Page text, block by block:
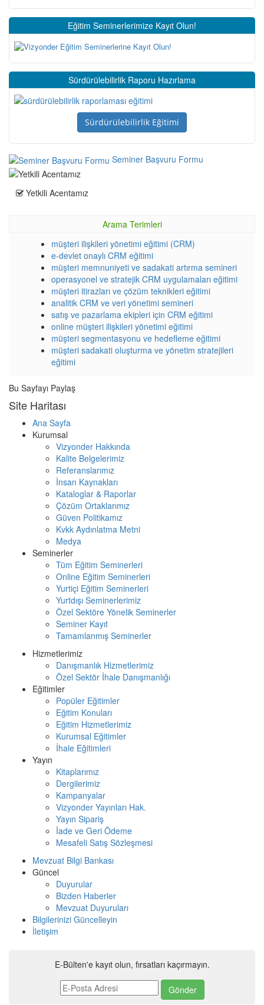
Eğitim Seminerlerimize Kayıt Olun!
Sürdürülebilirlik Raporu Hazırlama
Sürdürülebilirlik Eğitimi
Seminer Başvuru Formu
Yetkili Acentamız
Arama Terimleri
müşteri ilişkileri yönetimi eğitimi (CRM)
e-devlet onaylı CRM eğitimi
müşteri memnuniyeti ve sadakati artırma semineri
operasyonel ve stratejik CRM uygulamaları eğitimi
müşteri itirazları ve çözüm teknikleri eğitimi
analitik CRM ve veri yönetimi semineri
satış ve pazarlama ekipleri için CRM eğitimi
online müşteri ilişkileri yönetimi eğitimi
müşteri segmentasyonu ve hedefleme eğitimi
müşteri sadakati oluşturma ve yönetim stratejileri
eğitimi
Bu Sayfayı Paylaş
Site Haritası
Ana Sayfa
Kurumsal
Vizyonder Hakkında
Kalite Belgelerimiz
Referanslarımız
İnsan Kaynakları
Kataloglar & Raporlar
Çözüm Ortaklarımız
Güven Politikamız
Kvkk Aydınlatma Metni
Medya
Seminerler
Tüm Eğitim Seminerleri
Online Eğitim Seminerleri
Yurtiçi Eğitim Seminerleri
Yurtdışı Seminerlerimiz
Özel Sektöre Yönelik Seminerler
Seminer Kayıt
Tamamlanmış Seminerler
Hizmetlerimiz
Danışmanlık Hizmetlerimiz
Özel Sektör İhale Danışmanlığı
Eğitimler
Popüler Eğitimler
Eğitim Konuları
Eğitim Hizmetlerimiz
Kurumsal Eğitimler
İhale Eğitimleri
Yayın
Kitaplarımız
Dergilerimiz
Kampanyalar
Vizyonder Yayınları Hak.
Yayın Sipariş
İade ve Geri Ödeme
Mesafeli Satış Sözleşmesi
Mevzuat Bilgi Bankası
Güncel
Duyurular
Bizden Haberler
Mevzuat Duyuruları
Bilgilerinizi Güncelleyin
İletişim
E-Bülten'e kayıt olun, fırsatları kaçırmayın.